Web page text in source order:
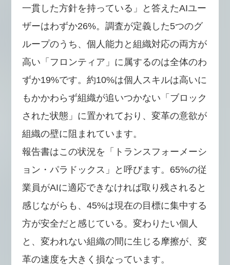
一貫した方針を持っている」と答えたAIユー
ザーはわずか26%。調査が定義した5つのグ
ループのうち、個人能力と組織対応の両方が
高い「フロンティア」に属するのは全体のわ
ずか19%です。約10%は個人スキルは高いに
もかかわらず組織が追いつかない「ブロック
された状態」に置かれており、変革の意欲が
組織の壁に阻まれています。
報告書はこの状況を「トランスフォーメーシ
ョン・パラドックス」と呼びます。65%の従
業員がAIに適応できなければ取り残されると
感じながらも、45%は現在の目標に集中する
方が安全だと感じている。変わりたい個人
と、変われない組織の間に生じる摩擦が、変
革の速度を大きく損なっています。